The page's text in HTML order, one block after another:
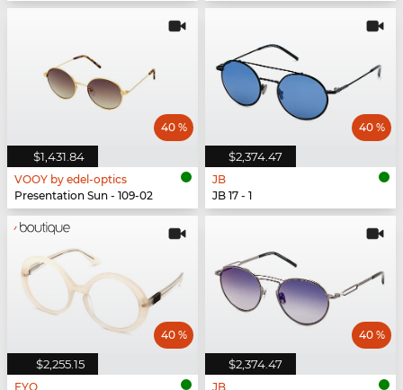
$1,431.84
40 %
VOOY by edel-optics
Presentation Sun - 109-02
$2,374.47
40 %
JB
JB 17 - 1
$2,255.15
40 %
EYO
$2,374.47
40 %
JB